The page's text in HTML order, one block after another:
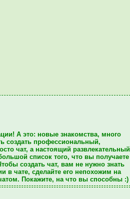
! А это: новые знакомства, много
создать профессиональный,
чат, а настоящий развлекательный
список того, что вы получаете
создать чат, вам не нужно знать
в чате, сделайте его непохожим на
. Покажите, на что вы способны :)